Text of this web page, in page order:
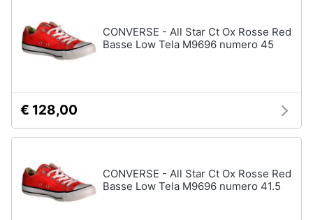
CONVERSE - All Star Ct Ox Rosse Red
Basse Low Tela M9696 numero 45
€ 128,00
CONVERSE - All Star Ct Ox Rosse Red
Basse Low Tela M9696 numero 41.5